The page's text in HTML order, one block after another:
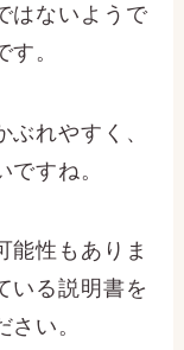
はないようで
。
れやすく、
すね。
能性もありま
いる説明書を
い。